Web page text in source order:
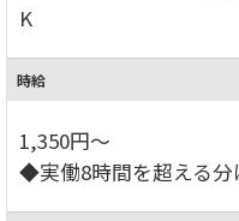
K
時給
1,350円～
◆実働8時間を超える分